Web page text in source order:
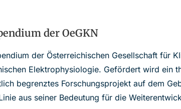
der OeGKN​
der Österreichischen Gesellschaft für
Elektrophysiologie. Gefördert wird ein
begrenztes Forschungsprojekt auf dem
aus seiner Bedeutung für die